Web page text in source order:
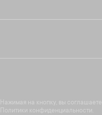
Нажимая на кнопку, вы
Политики конфиденциальности.